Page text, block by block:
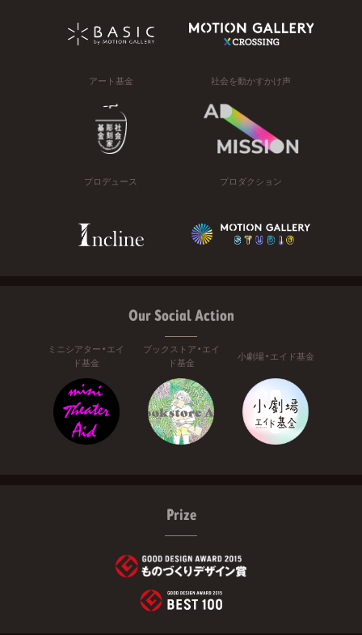
アート基金 社会を動かすかけ声
プロデュース プロダクション
Our Social Action
ミニシアター・エイ
ド基金
ブックストア・エイ
ド基金
小劇場・エイド基金
Prize